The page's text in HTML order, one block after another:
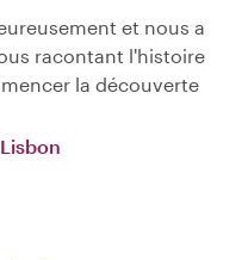
et nous a
racontant l'histoire
la découverte